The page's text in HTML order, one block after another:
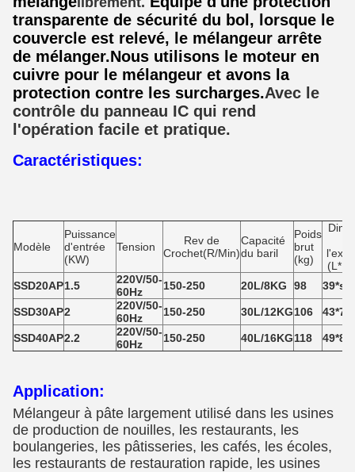
transparente de sécurité du bol, lorsque le
couvercle est relevé, le mélangeur arrête
de mélanger.Nous utilisons le moteur en
cuivre pour le mélangeur et avons la
protection contre les surcharges.Avec le
contrôle du panneau IC qui rend
l'opération facile et pratique.
Caractéristiques:
Modèle
Puissance
d'entrée
(KW)
Tension
Rev de
Crochet(R/Min)
Capacité
du baril
Poids
brut
(kg)
SSD20AP1.5 220V/50-
60Hz 150-250 20L/8KG 98 39
SSD30AP2 220V/50-
60Hz 150-250 30L/12KG106
SSD40AP2.2 220V/50-
60Hz 150-250 40L/16KG118 49*85
Application:
Mélangeur à pâte largement utilisé dans les usines
de production de nouilles, les restaurants, les
boulangeries, les pâtisseries, les cafés, les écoles,
les restaurants de restauration rapide, les usines